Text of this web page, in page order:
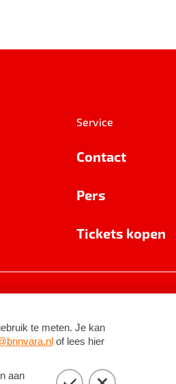
Service
Contact
Pers
Tickets kopen